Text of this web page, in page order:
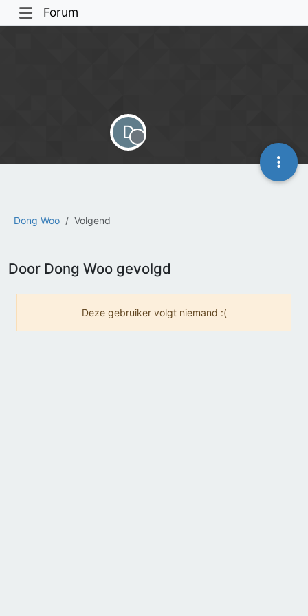
Forum
Dong Woo Volgend
D
Offline
Door Dong Woo gevolgd
Deze gebruiker volgt niemand :(